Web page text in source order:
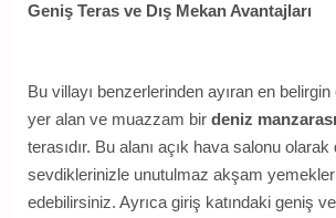
Geniş Teras ve Dış Mekan Avantajları
Bu villayı benzerlerinden ayıran en
yer alan ve muazzam bir deniz manzarası
terasıdır. Bu alanı açık hava salonu
sevdiklerinizle unutulmaz akşam
edebilirsiniz. Ayrıca giriş katındaki geniş